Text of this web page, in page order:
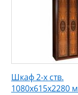
Шкаф 2-х ств.
1080x615x2280